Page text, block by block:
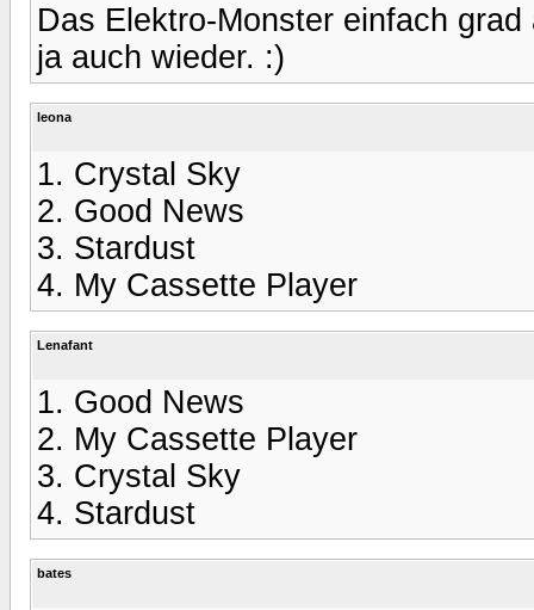
Das Elektro-Monster einfach
ja auch wieder. :)
leona
1. Crystal Sky
2. Good News
3. Stardust
4. My Cassette Player
Lenafant
1. Good News
2. My Cassette Player
3. Crystal Sky
4. Stardust
bates